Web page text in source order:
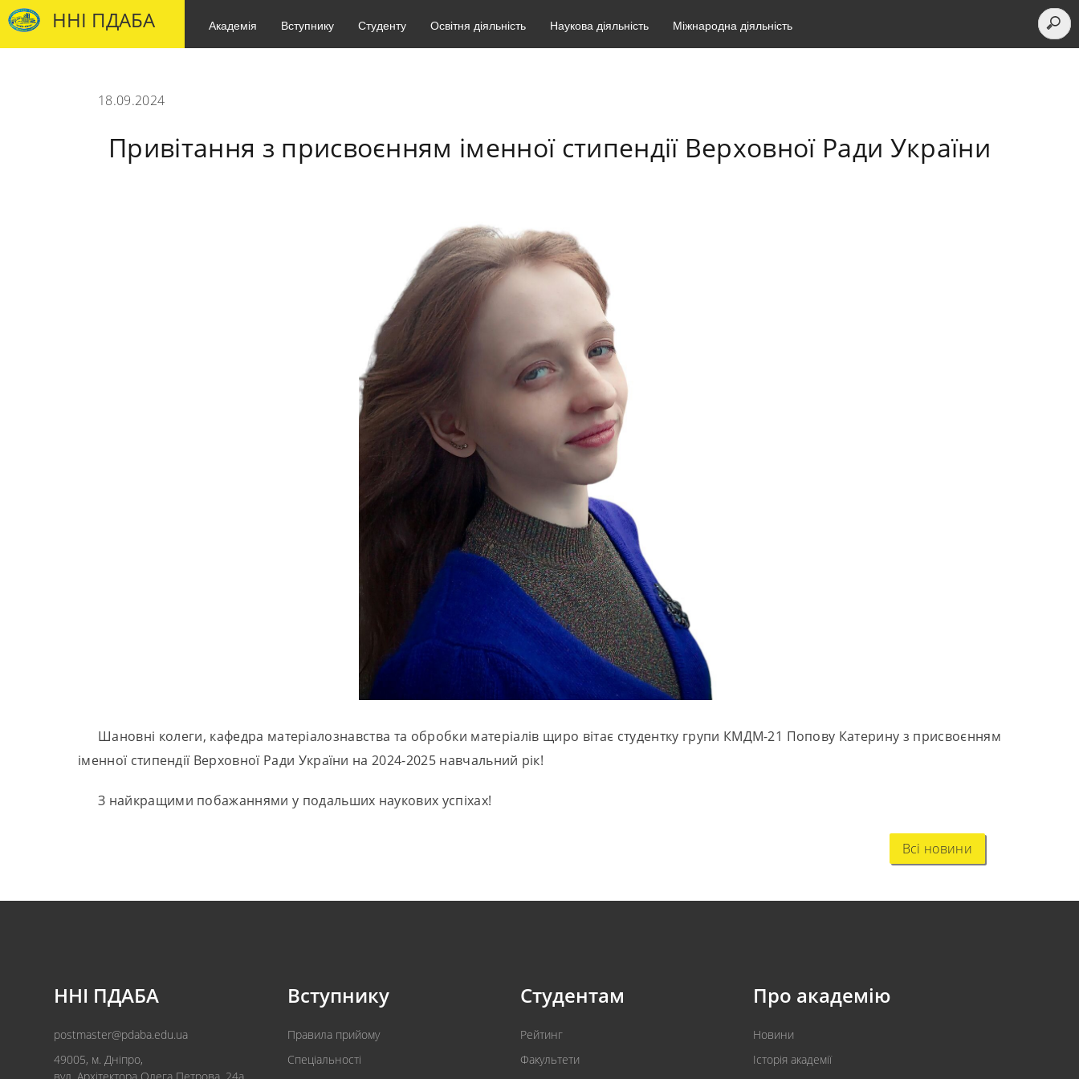
ННІ ПДАБА Академія Вступнику Студенту Освітня діяльність Наукова діяльність Міжнародна діяльність
18.09.2024
Привітання з присвоєнням іменної стипендії Верховної Ради України
Шановні колеги, кафедра матеріалознавства та обробки матеріалів щиро вітає студентку групи КМДМ-21 Попову Катерину з присвоєнням
іменної стипендії Верховної Ради України на 2024-2025 навчальний рік!
З найкращими побажаннями у подальших наукових успіхах!
Всі новини
ННІ ПДАБА
postmaster@pdaba.edu.ua
49005, м. Дніпро,
Вступнику
Правила прийому
Спеціальності
Студентам
Рейтинг
Факультети
Про академію
Новини
Історія академії